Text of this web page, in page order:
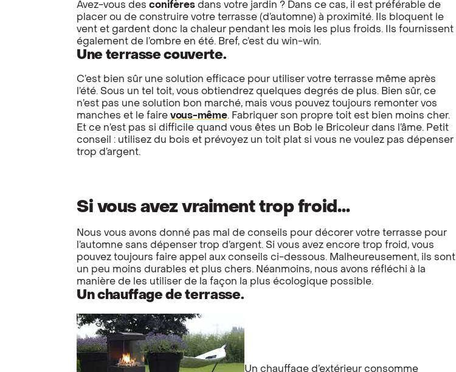
Avez-vous des conifères dans votre jardin ? Dans ce cas, il est préférable de
placer ou de construire votre terrasse (d’automne) à proximité. Ils bloquent le
vent et gardent donc la chaleur pendant les mois les plus froids. Ils fournissent
également de l’ombre en été. Bref, c’est du win-win.
Une terrasse couverte.
C’est bien sûr une solution efficace pour utiliser votre terrasse même après
l’été. Sous un tel toit, vous obtiendrez quelques degrés de plus. Bien sûr, ce
n’est pas une solution bon marché, mais vous pouvez toujours remonter vos
manches et le faire vous-même. Fabriquer son propre toit est bien moins cher.
Et ce n’est pas si difficile quand vous êtes un Bob le Bricoleur dans l’âme. Petit
conseil : utilisez du bois et prévoyez un toit plat si vous ne voulez pas dépenser
trop d’argent.
Si vous avez vraiment trop froid…
Nous vous avons donné pas mal de conseils pour décorer votre terrasse pour
l’automne sans dépenser trop d’argent. Si vous avez encore trop froid, vous
pouvez toujours faire appel aux conseils ci-dessous. Malheureusement, ils sont
un peu moins durables et plus chers. Néanmoins, nous avons réfléchi à la
manière de les utiliser de la façon la plus écologique possible.
Un chauffage de terrasse.
Un chauffage d’extérieur consomme